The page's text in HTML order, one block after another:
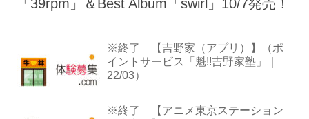
「39rpm」＆Best Album「swirl」10/7発売！
※終了 【吉野家（アプリ）】（ポ
イントサービス「魁!!吉野家塾」｜
22/03）
※終了 【アニメ東京ステーション